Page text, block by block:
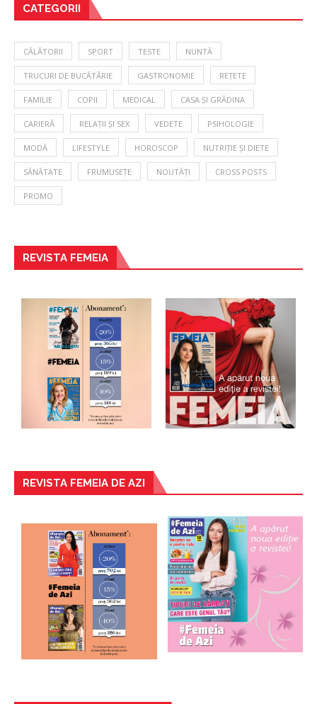
CATEGORII
CĂLĂTORII SPORT TESTE NUNTĂ
TRUCURI DE BUCĂTĂRIE GASTRONOMIE REȚETE
FAMILIE COPII MEDICAL CASA ȘI GRĂDINA
CARIERĂ RELAȚII ȘI SEX VEDETE PSIHOLOGIE
MODĂ LIFESTYLE HOROSCOP NUTRIȚIE ȘI DIETE
SĂNĂTATE FRUMUSEȚE NOUTĂȚI CROSS POSTS
PROMO
REVISTA FEMEIA
REVISTA FEMEIA DE AZI